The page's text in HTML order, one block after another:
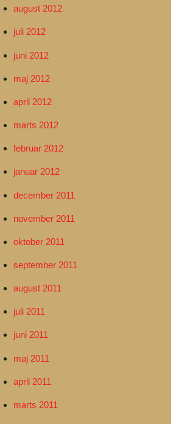
august 2012
juli 2012
juni 2012
maj 2012
april 2012
marts 2012
februar 2012
januar 2012
december 2011
november 2011
oktober 2011
september 2011
august 2011
juli 2011
juni 2011
maj 2011
april 2011
marts 2011